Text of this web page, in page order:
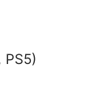
PS5)